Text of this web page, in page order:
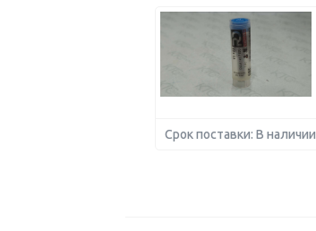
Срок поставки: В наличии